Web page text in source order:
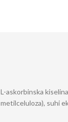
L-askorbinska
metilceluloza), suhi